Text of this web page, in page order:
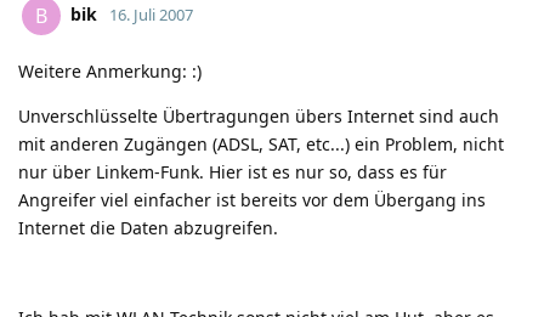
B bik 16. Juli 2007
Weitere Anmerkung: :)
Unverschlüsselte Übertragungen übers Internet sind auch
mit anderen Zugängen (ADSL, SAT, etc...) ein Problem, nicht
nur über Linkem-Funk. Hier ist es nur so, dass es für
Angreifer viel einfacher ist bereits vor dem Übergang ins
Internet die Daten abzugreifen.